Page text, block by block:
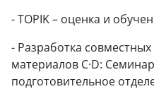
- TOPIK – оценка и
- Разработка
материалов C·D:
подготовительное